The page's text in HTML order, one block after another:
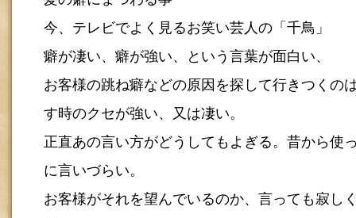
今、テレビでよく見るお笑い芸人の「千鳥」
癖が凄い、癖が強い、という言葉が面白い、
お客様の跳ね癖などの原因を探して行きつくの
す時のクセが強い、又は凄い。
正直あの言い方がどうしてもよぎる。昔から使
に言いづらい。
お客様がそれを望んでいるのか、言っても寂し